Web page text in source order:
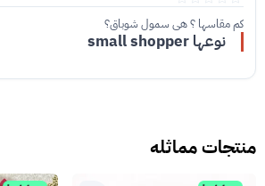
كم مقاسها ؟ هي سمول شوباق؟
نوعها small shopper
منتجات مماثله